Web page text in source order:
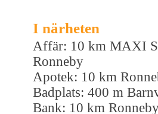
I närheten
Affär: 10 km MAXI
Ronneby
Apotek: 10 km
Badplats: 400 m
Bank: 10 km